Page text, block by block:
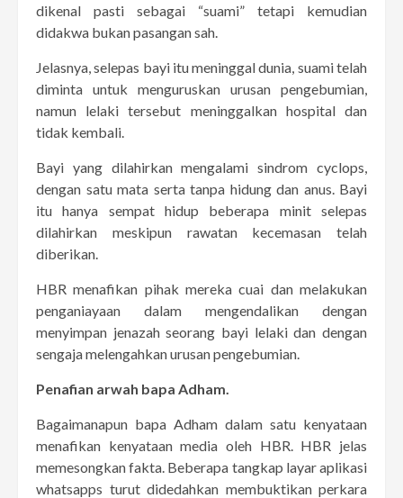
dikenal pasti sebagai “suami” tetapi kemudian
didakwa bukan pasangan sah.
Jelasnya, selepas bayi itu meninggal dunia, suami telah
diminta untuk menguruskan urusan pengebumian,
namun lelaki tersebut meninggalkan hospital dan
tidak kembali.
Bayi yang dilahirkan mengalami sindrom cyclops,
dengan satu mata serta tanpa hidung dan anus. Bayi
itu hanya sempat hidup beberapa minit selepas
dilahirkan meskipun rawatan kecemasan telah
diberikan.
HBR menafikan pihak mereka cuai dan melakukan
penganiayaan dalam mengendalikan dengan
menyimpan jenazah seorang bayi lelaki dan dengan
sengaja melengahkan urusan pengebumian.
Penafian arwah bapa Adham.
Bagaimanapun bapa Adham dalam satu kenyataan
menafikan kenyataan media oleh HBR. HBR jelas
memesongkan fakta. Beberapa tangkap layar aplikasi
whatsapps turut didedahkan membuktikan perkara